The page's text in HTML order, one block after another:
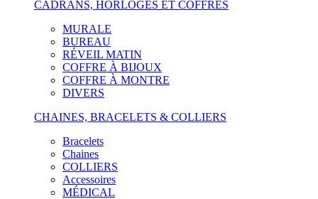
CADRANS, HORLOGES ET COFFRES
MURALE
BUREAU
RÉVEIL MATIN
COFFRE À BIJOUX
COFFRE À MONTRE
DIVERS
CHAINES, BRACELETS & COLLIERS
Bracelets
Chaines
COLLIERS
Accessoires
MÉDICAL